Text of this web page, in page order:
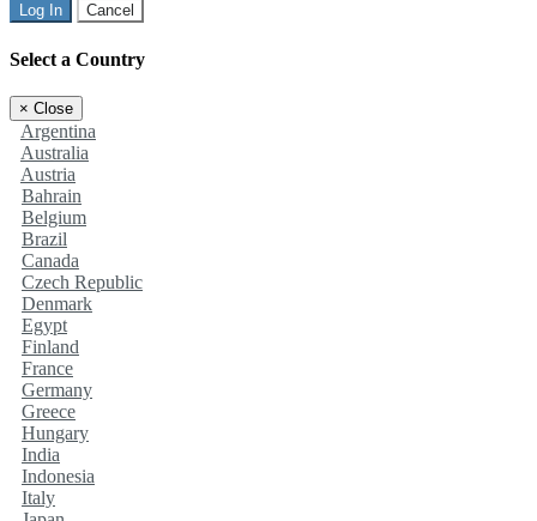
Log In Cancel
Select a Country
× Close
Argentina
Australia
Austria
Bahrain
Belgium
Brazil
Canada
Czech Republic
Denmark
Egypt
Finland
France
Germany
Greece
Hungary
India
Indonesia
Italy